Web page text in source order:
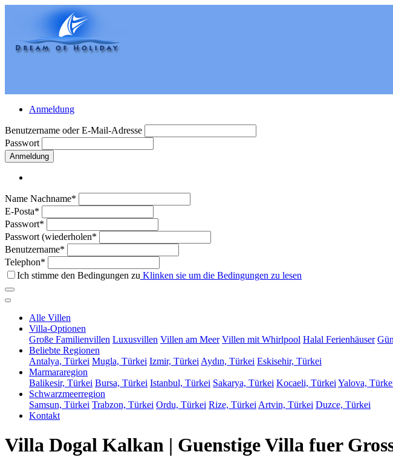
Anmeldung
Benutzername oder E-Mail-Adresse
Passwort
Anmeldung
Name Nachname*
E-Posta*
Passwort*
Passwort (wiederholen*
Benutzername*
Telephon*
Ich stimme den Bedingungen zu Klinken sie um die Bedingungen zu lesen
Alle Villen
Villa-Optionen
Große Familienvillen Luxusvillen Villen am Meer Villen mit Whirlpool Halal Ferienhäuser
Beliebte Regionen
Antalya, Türkei Mugla, Türkei Izmir, Türkei Aydın, Türkei Eskisehir, Türkei
Marmararegion
Balikesir, Türkei Bursa, Türkei Istanbul, Türkei Sakarya, Türkei Kocaeli, Türkei Yalova,
Schwarzmeerregion
Samsun, Türkei Trabzon, Türkei Ordu, Türkei Rize, Türkei Artvin, Türkei Duzce, Türkei
Kontakt
Villa Dogal Kalkan | Guenstige Villa fuer